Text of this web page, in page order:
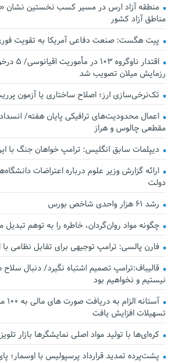
منطقه آزاد ارس در مسیر کسب نخستین نشان
مناطق آزاد کشور
پیت هگست: صنعت دفاعی آمریکا به تقویت فوری
اقتدار
رزمایش میلان تصویب شد
تک‌نرخی‌سازی ارز؛ اصلاح ساختاری یا آزمون
اعمال محدودیت‌های ترافیکی پایان هفته/
مقطعی چالوس و هراز
دیپلمات سابق انگلیس:‌ ترامپ خواهان جنگ با
ارائه گزارش وزیر علوم درباره اعتراضات
دولت
رشد ۶۱ هزار واحدی شاخص بورس
چگونه مواد روان‌گردان، خاطره را به توهم تبدیل
فارن پالسی: ترامپ توجیهی برای تقابل نظامی با
قالیباف:ترامپ تصمیم اشتباه نگیرد/ دنبال
نیستیم و نخواهیم بود
تسهیلات افزایش یافت
کره‌ای‌ها با تولید مواد اصلی نمایشگرها بازار
پشت‌پرده تمدید قرارداد پرسپولیس با اوسمار؛